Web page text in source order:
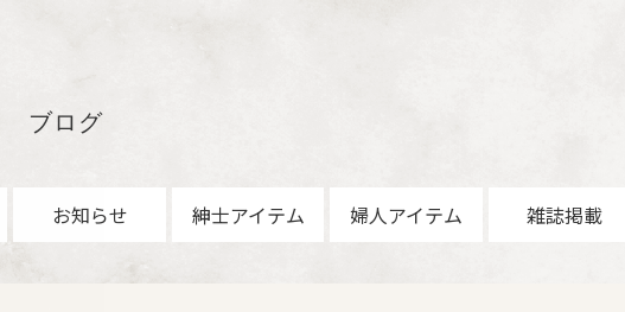
ブログ
お知らせ 紳士アイテム 婦人アイテム 雑誌掲載